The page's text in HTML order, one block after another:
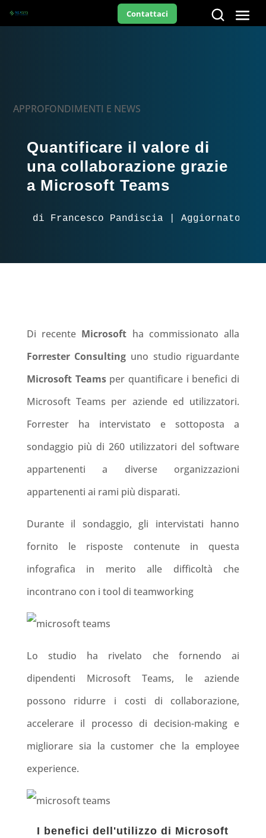
Contattaci
APPROFONDIMENTI E NEWS
Quantificare il valore di
una collaborazione grazie
a Microsoft Teams
di Francesco Pandiscia | Aggiornato il
Di recente Microsoft ha commissionato alla
Forrester Consulting uno studio riguardante
Microsoft Teams per quantificare i benefici di
Microsoft Teams per aziende ed utilizzatori.
Forrester ha intervistato e sottoposta a
sondaggio più di 260 utilizzatori del software
appartenenti a diverse organizzazioni
appartenenti ai rami più disparati.
Durante il sondaggio, gli intervistati hanno
fornito le risposte contenute in questa
infografica in merito alle difficoltà che
incontrano con i tool di teamworking
Lo studio ha rivelato che fornendo ai
dipendenti Microsoft Teams, le aziende
possono ridurre i costi di collaborazione,
accelerare il processo di decision-making e
migliorare sia la customer che la employee
experience.
I benefici dell'utilizzo di Microsoft